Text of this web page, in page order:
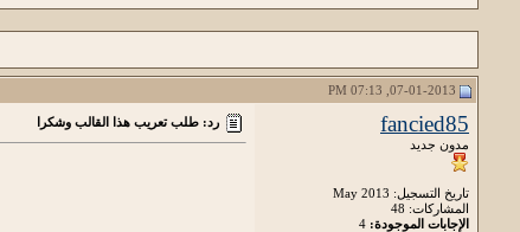
fancied85
مدون جديد
تاريخ التسجيل: May 2013
المشاركات: 48
الإجابات الموجودة:
رد: طلب تعريب هذا القالب وشكرا